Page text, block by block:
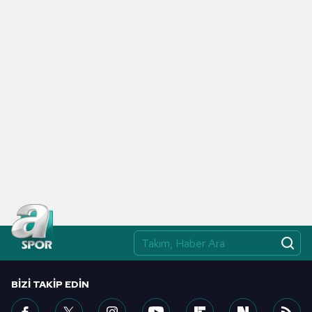
hazırlanmış Aydınlatma Metnimizi okumak ve sitemizde
ilgili mevzuata uygun olarak kullanılan çerezlerle ilgili bilgi
almak için lütfen
.
BIZI TAKIP EDIN